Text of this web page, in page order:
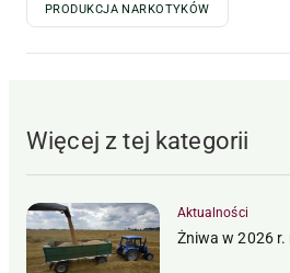
PRODUKCJA NARKOTYKÓW
Więcej z tej kategorii
Aktualności
Żniwa w 2026